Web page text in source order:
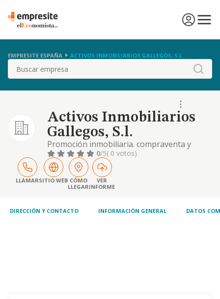
EMPRESITE ESPAÑA ACTIVOS INMOBILIARIOS GALLEGOS, S.L.
Buscar
Activos Inmobiliarios
Gallegos, S.l.
Promoción inmobiliaria. compraventa y
alquiler de vehículos terrestres, naves y
aeronaves. desarrollo de actividades propias
de la hostelería
0/5( 0 votos)
LLAMARSITIO WEB CÓMO
LLEGAR
VER
INFORME
DIRECCIÓN Y CONTACTO INFORMACIÓN GENERAL DATOS